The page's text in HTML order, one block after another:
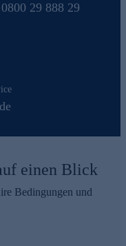
0800 29 888 29
einen Blick
Bedingungen und